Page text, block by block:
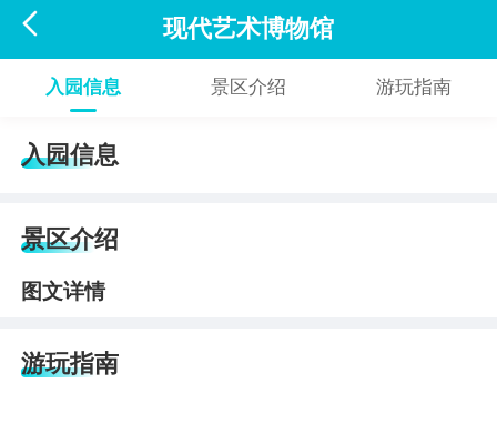
 现代艺术博物馆
入园信息 景区介绍 游玩指南
入园信息
景区介绍
图文详情
游玩指南